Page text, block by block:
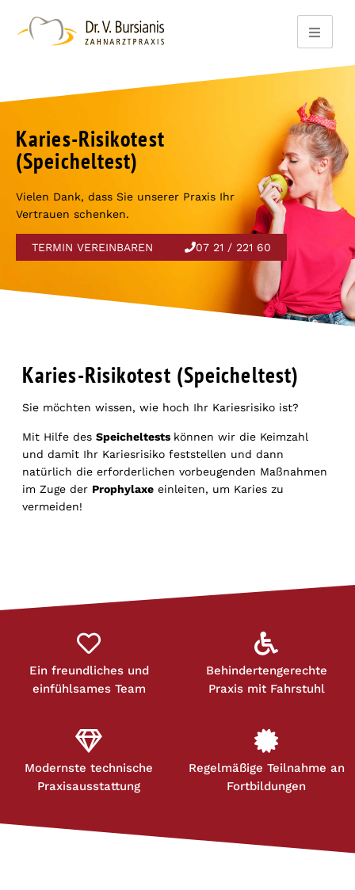
Karies-Risikotest
(Speicheltest)
Vielen Dank, dass Sie unserer Praxis Ihr
Vertrauen schenken.
TERMIN VEREINBAREN 07 21 / 221 60
Karies-Risikotest (Speicheltest)
Sie möchten wissen, wie hoch Ihr Kariesrisiko ist?
Mit Hilfe des Speicheltests können wir die Keimzahl
und damit Ihr Kariesrisiko feststellen und dann
natürlich die erforderlichen vorbeugenden Maßnahmen
im Zuge der Prophylaxeeinleiten, um Karies zu
vermeiden!
Ein freundliches und
einfühlsames Team
Behindertengerechte
Praxis mit Fahrstuhl
Modernste technische
Praxisausstattung
Regelmäßige Teilnahme an
Fortbildungen